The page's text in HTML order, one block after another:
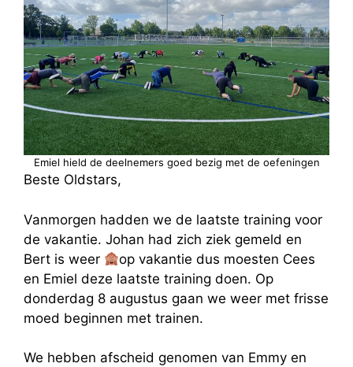
Emiel hield de deelnemers goed bezig met de oefeningen
Beste Oldstars,
Vanmorgen hadden we de laatste training voor
de vakantie. Johan had zich ziek gemeld en
Bert is weer
op vakantie dus moesten Cees
en Emiel deze laatste training doen. Op
donderdag 8 augustus gaan we weer met frisse
moed beginnen met trainen.
We hebben afscheid genomen van Emmy en